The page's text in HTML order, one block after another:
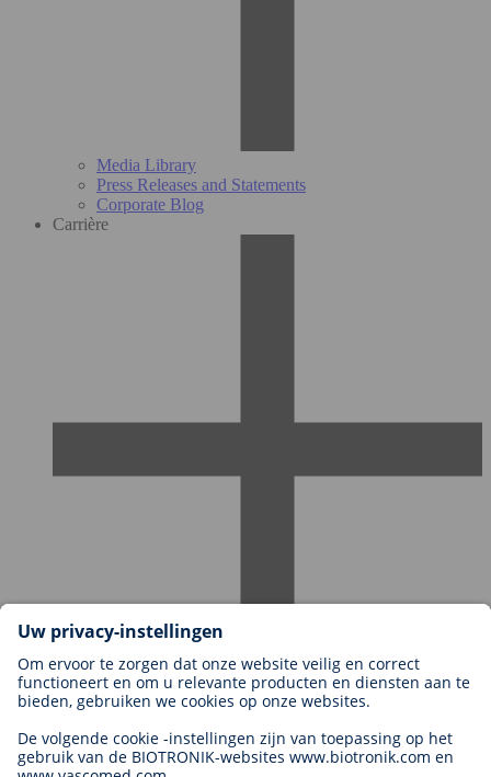
Media Library
Press Releases and Statements
Corporate Blog
Carrière
Carrières bij BIOTRONIK
Carrièreniveaus
Sollicitatie
Carrièremogelijkheden